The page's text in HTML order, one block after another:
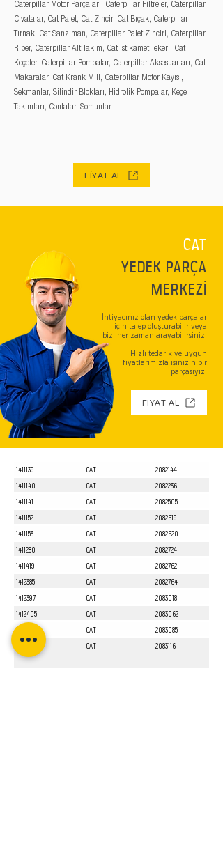
Caterpillar Motor Parçaları, Caterpillar Filtreler, Caterpillar
Cıvatalar, Cat Palet, Cat Zincir, Cat Bıçak, Caterpillar
Tırnak, Cat Şanzıman, Caterpillar Palet Zinciri, Caterpillar
Riper, Caterpillar Alt Takım, Cat İstikamet Tekeri, Cat
Keçeler, Caterpillar Pompalar, Caterpillar Aksesuarları, Cat
Makaralar, Cat Krank Mili, Caterpillar Motor Kayışı,
Sekmanlar, Silindir Blokları, Hidrolik Pompalar, Keçe
Takımları, Contalar, Somunlar
FİYAT AL
CAT
YEDEK PARÇA
MERKEZİ
İhtiyacınız olan yedek parçalar
için talep oluşturabilir veya
bizi her zaman arayabilirsiniz.
Hızlı tedarik ve uygun
fiyatlarımızla işinizin bir
parçasıyız.
FİYAT AL
1411139 CAT
2082144
1411140
CAT
2082236
1411141
CAT
2082505
1411152
CAT
2082619
1411153
CAT
2082620
1411280
CAT
2082724
1411419
CAT
2082762
1412385
CAT
2082764
1412397
CAT
2083018
1412405
CAT
2083062
1412551
CAT
2083085
CAT 2083116